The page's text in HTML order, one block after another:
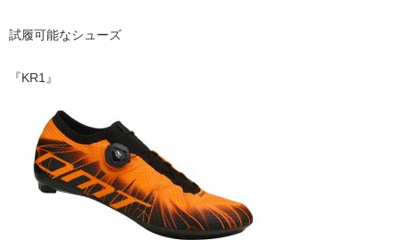
試履可能なシューズ
『KR1』